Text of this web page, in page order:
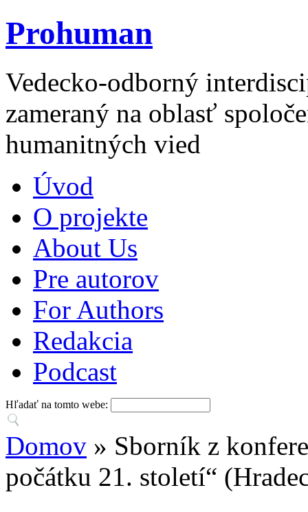
Prohuman
Vedecko-odborný
zameraný na oblasť
humanitných vied
Úvod
O projekte
About Us
Pre autorov
For Authors
Redakcia
Podcast
Hľadať na tomto webe:
Domov » Sborník z
počátku 21. století“